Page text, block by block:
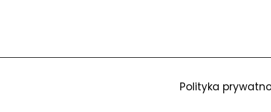
Polityka